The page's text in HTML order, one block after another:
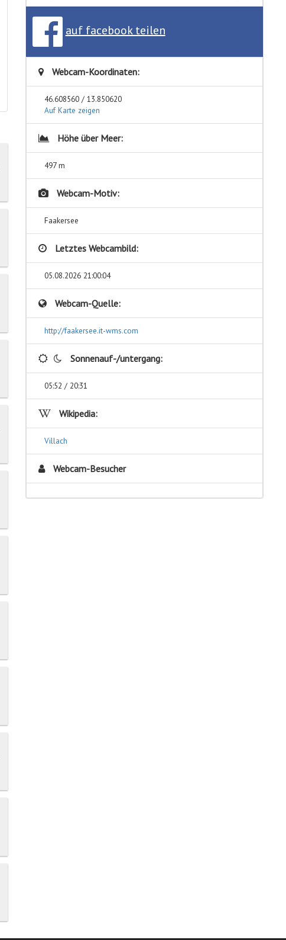
auf facebook teilen
Webcam-Koordinaten:
46.608560 / 13.850620
Auf Karte zeigen
Höhe über Meer:
497 m
Webcam-Motiv:
Faakersee
Letztes Webcambild:
05.08.2026 21:00:04
Webcam-Quelle:
http://faakersee.it-wms.com
Sonnenauf-/untergang:
05:52 / 20:31
Wikipedia:
Villach
Webcam-Besucher